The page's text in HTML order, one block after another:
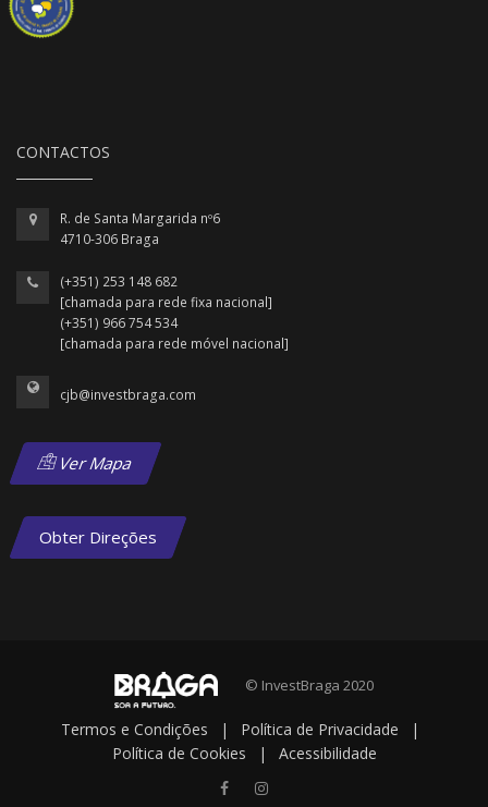
CONTACTOS
R. de Santa Margarida nº6
4710-306 Braga
(+351) 253 148 682
[chamada para rede fixa nacional]
(+351) 966 754 534
[chamada para rede móvel nacional]
cjb@investbraga.com
Ver Mapa
Obter Direções
© InvestBraga 2020
Termos e Condições | Política de Privacidade
|
Política de Cookies
| Acessibilidade